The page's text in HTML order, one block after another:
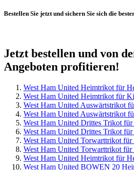
Bestellen Sie jetzt und sichern Sie sich die
Jetzt bestellen und von
Angeboten profitieren!
West Ham United Heimtrikot für
West Ham United Heimtrikot für
West Ham United Auswärtstrikot
West Ham United Auswärtstrikot
West Ham United Drittes Trikot
West Ham United Drittes Trikot
West Ham United Torwarttrikot für
West Ham United Torwarttrikot
West Ham United Heimtrikot für
West Ham United BOWEN 20